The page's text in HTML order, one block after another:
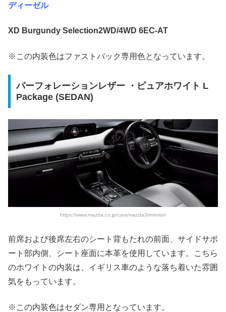
ディーゼル
XD Burgundy Selection2WD/4WD 6EC-AT
※この内装色はファストバック専用色となっています。
パーフォレーションレザー ・ピュアホワイト L
Package (SEDAN)
https://www.mazda.co.jp/cars/mazda3/interior/
前席および後席左右のシート背もたれの前面、サイドサポ
ート部内側、シート座面に本革を使用しています。こちら
のホワイトの内装は、イギリス車のような落ち着いた雰囲
気をもっています。
※この内装色はセダン専用となっています。